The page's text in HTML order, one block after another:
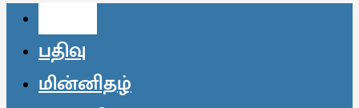
பதிவு
மின்னிதழ்